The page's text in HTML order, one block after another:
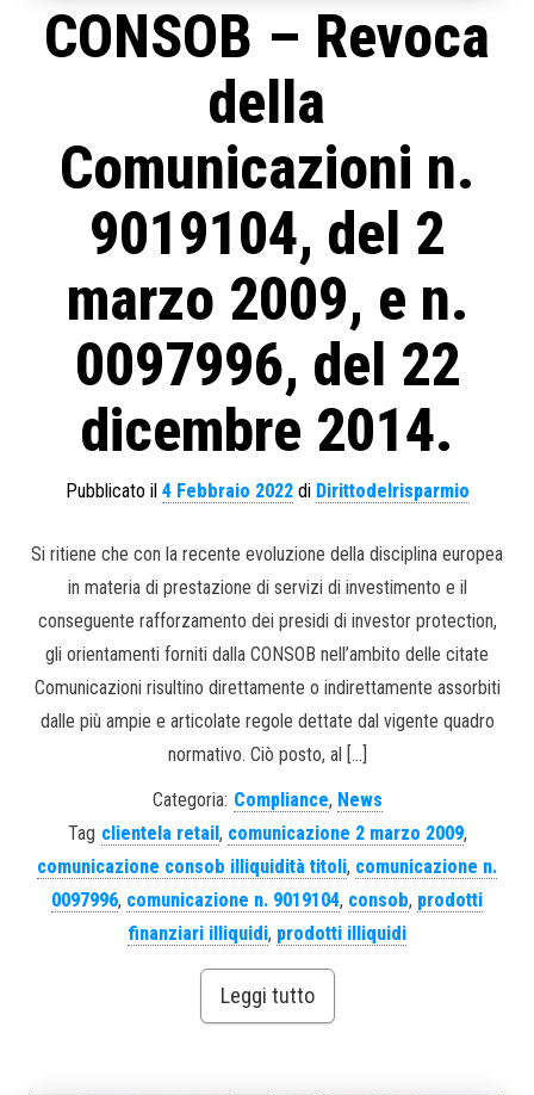
CONSOB – Revoca
della
Comunicazioni n.
9019104, del 2
marzo 2009, e n.
0097996, del 22
dicembre 2014.
Pubblicato il 4 Febbraio 2022di Dirittodelrisparmio
Si ritiene che con la recente evoluzione della disciplina europea
in materia di prestazione di servizi di investimento e il
conseguente rafforzamento dei presidi di investor protection,
gli orientamenti forniti dalla CONSOB nell’ambito delle citate
Comunicazioni risultino direttamente o indirettamente assorbiti
dalle più ampie e articolate regole dettate dal vigente quadro
normativo. Ciò posto, al […]
Categoria: Compliance, News
Tag clientela retail , comunicazione 2 marzo 2009,
comunicazione consob illiquidità titoli, comunicazione n.
0097996, comunicazione n. 9019104, consob, prodotti
finanziari illiquidi, prodotti illiquidi
Leggi tutto